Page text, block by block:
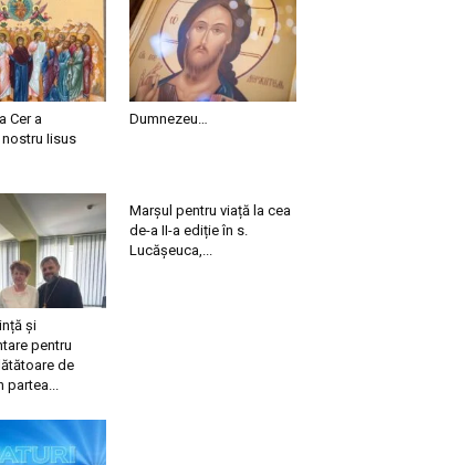
Cer a
Iisus
Dumnezeu…
și
pentru
de
partea...
Marșul pentru viață la cea
de-a II-a ediție în s.
Lucășeuca,...